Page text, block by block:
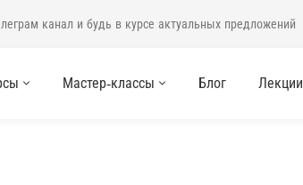
канал и будь в курсе актуальных предложений
Мастер-классы Блог Лекции